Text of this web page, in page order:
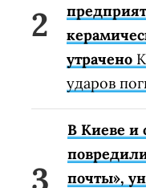
утрачено
ударов
В Киеве и
почты»,